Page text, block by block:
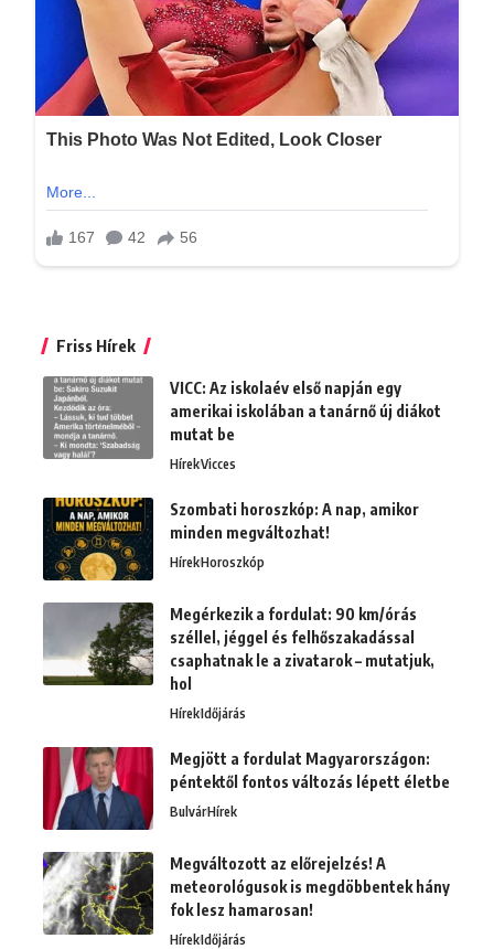
Friss Hírek
VICC: Az iskolaév első napján egy
amerikai iskolában a tanárnő új diákot
mutat be
HírekVicces
Szombati horoszkóp: A nap, amikor
minden megváltozhat!
HírekHoroszkóp
Megérkezik a fordulat: 90 km/órás
széllel, jéggel és felhőszakadással
csaphatnak le a zivatarok – mutatjuk,
hol
HírekIdőjárás
Megjött a fordulat Magyarországon:
péntektől fontos változás lépett életbe
BulvárHírek
Megváltozott az előrejelzés! A
meteorológusok is megdöbbentek hány
fok lesz hamarosan!
HírekIdőjárás